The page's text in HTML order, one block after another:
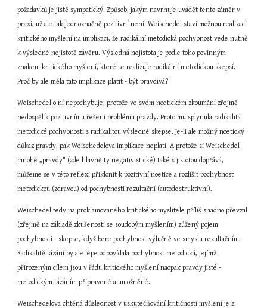
požadavků je jistě sympatický. Způsob, jakým navrhuje uvádět tento záměr v
praxi, už ale tak jednoznačně pozitivní není. Weischedel staví možnou realizaci
kritického myšlení na implikaci, že radikální metodická pochybnost vede nutně
k výsledné nejistotě závěru. Výsledná nejistota je podle toho povinným
znakem kritického myšlení, které se realizuje radikální metodickou skepsí.
Proč by ale měla tato implikace platit - být pravdivá?
Weischedel o ní nepochybuje, protože ve svém noetickém zkoumání zřejmě
nedospěl k pozitivnímu řešení problému pravdy. Proto mu splynula radikalita
metodické pochybnosti s radikalitou výsledné skepse. Je-li ale možný noetický
důkaz pravdy, pak Weischedelova implikace neplatí. A protože si Weischedel
mnohé „pravdy" (zde hlavně ty negativistické) také s jistotou dopřává,
můžeme se v této reflexi přiklonit k pozitivní noetice a rozlišit pochybnost
metodickou (zdravou) od pochybnosti rezultační (autodestruktivní).
Weischedel tedy na proklamovaného kritického myslitele příliš snadno převzal
(zřejmě na základě zkušenosti se soudobým myšlením) zúžený pojem
pochybnosti - skepse, když bere pochybnost výlučně ve smyslu rezultačním.
Radikalitě tázání by ale lépe odpovídala pochybnost metodická, jejímž
přirozeným cílem jsou v řádu kritického myšlení naopak pravdy jisté -
metodickým tázáním připravené a umožněné.
Weischedelova chtěná důslednost v uskutečňování kritičnosti myšlení je z